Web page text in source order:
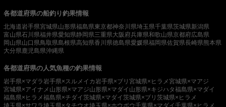
各都道府県の船釣り釣果情報
北海道岩手県宮城県山形県福島県東京都神奈川県埼玉県千葉県茨城県新潟県
富山県石川県福井県愛知県静岡県三重県大阪府兵庫県和歌山県京都府広島県
岡山県山口県鳥取県島根県高知県香川県徳島県愛媛県福岡県佐賀県長崎県熊本県
大分県 鹿児島県沖縄県
各都道府県の人気魚種の釣果情報
岩手県×マダラ 岩手県×スルメイカ 岩手県×ブリ 宮城県×ヒラメ宮城県×マアジ
宮城県×アイナメ 山形県×マアジ山形県×マダイ 山形県×キジハタ福島県×マダイ
福島県×ヒラメ福島県×チダイ茨城県×マダイ茨城県×ブリ 茨城県×ヒラメ
埼玉県×サワラ埼玉県×タチウオ埼玉県×ホウボウ千葉県×マダイ千葉県×ヒラメ